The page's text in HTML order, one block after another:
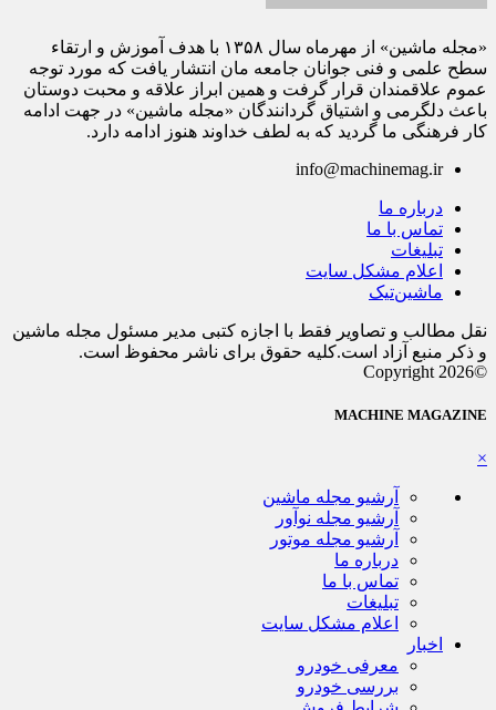
«مجله ماشین» از مهرماه سال ۱۳۵۸ با هدف آموزش و ارتقاء
سطح علمی و فنی جوانان جامعه مان انتشار یافت که مورد توجه
عموم علاقمندان قرار گرفت و همین ابراز علاقه و محبت دوستان
باعث دلگرمی و اشتیاق گردانندگان «مجله ماشین» در جهت ادامه
کار فرهنگی ما گردید که به لطف خداوند هنوز ادامه دارد.
info@machinemag.ir
درباره ما
تماس با ما
تبلیغات
اعلام مشکل سایت
ماشین‌تیک
نقل مطالب و تصاویر فقط با اجازه کتبی مدیر مسئول مجله ماشین
و ذکر منبع آزاد است.کلیه حقوق برای ناشر محفوظ است.
©Copyright 2026
MACHINE MAGAZINE
×
آرشیو مجله ماشین
آرشیو مجله نوآور
آرشیو مجله موتور
درباره ما
تماس با ما
تبلیغات
اعلام مشکل سایت
اخبار
معرفی خودرو
بررسی خودرو